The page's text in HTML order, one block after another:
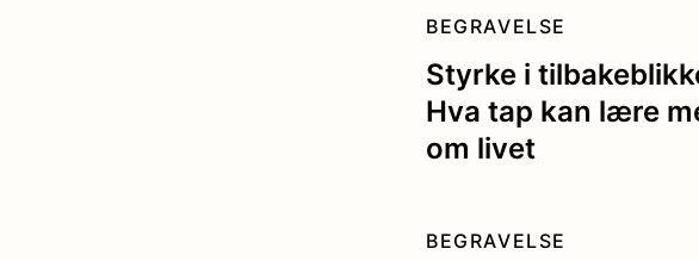
Styrke i
Hva tap kan lære
om livet
BEGRAVELSE
BEGRAVELSE